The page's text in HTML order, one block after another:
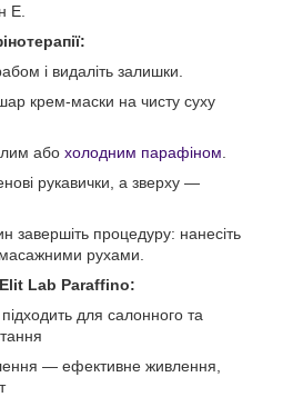
Е.
і видаліть залишки.
крем-маски на чисту суху
або холодним парафіном
рукавички, а зверху —
завершіть процедуру: нанесіть
рухами.
Lab Paraffino:
для салонного та
— ефективне живлення,